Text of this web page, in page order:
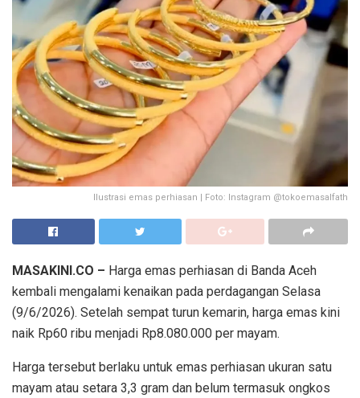
Ilustrasi emas perhiasan | Foto: Instagram @tokoemasalfath
MASAKINI.CO – Harga emas perhiasan di Banda Aceh
kembali mengalami kenaikan pada perdagangan Selasa
(9/6/2026). Setelah sempat turun kemarin, harga emas kini
naik Rp60 ribu menjadi Rp8.080.000 per mayam.
Harga tersebut berlaku untuk emas perhiasan ukuran satu
mayam atau setara 3,3 gram dan belum termasuk ongkos